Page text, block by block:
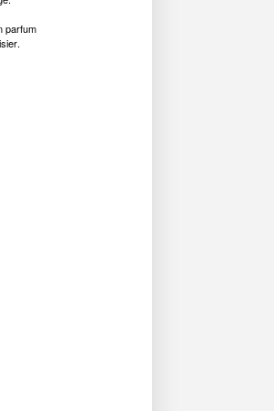
parfum